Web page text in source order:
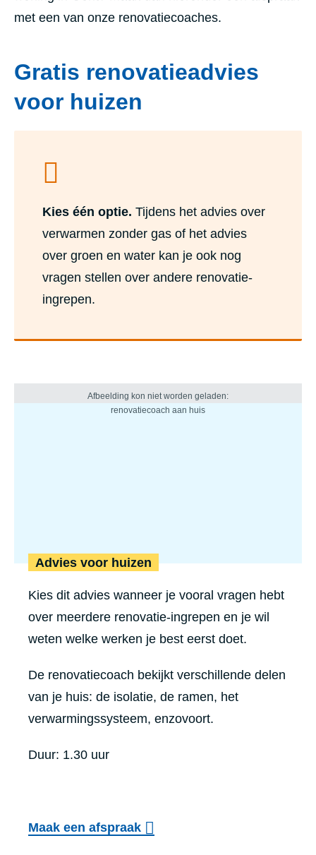
met een van onze renovatiecoaches.
Gratis renovatieadvies
voor huizen
Kies één optie. Tijdens het advies over
verwarmen zonder gas of het advies
over groen en water kan je ook nog
vragen stellen over andere renovatie-
ingrepen.
Advies voor huizen
Kies dit advies wanneer je vooral vragen hebt
over meerdere renovatie-ingrepen en je wil
weten welke werken je best eerst doet.
De renovatiecoach bekijkt verschillende delen
van je huis: de isolatie, de ramen, het
verwarmingssysteem, enzovoort.
Duur: 1.30 uur
Maak een afspraak